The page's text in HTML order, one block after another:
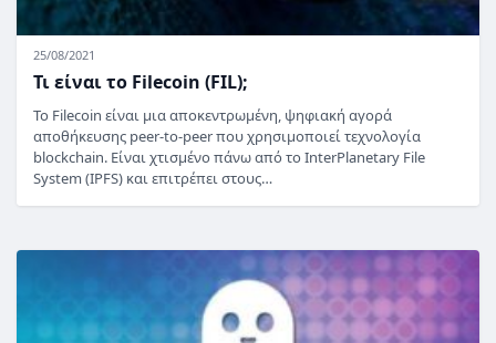
25/08/2021
Τι είναι το Filecoin (FIL);
Το Filecoin είναι μια αποκεντρωμένη, ψηφιακή αγορά
αποθήκευσης peer-to-peer που χρησιμοποιεί τεχνολογία
blockchain. Είναι χτισμένο πάνω από το InterPlanetary File
System (IPFS) και επιτρέπει στους…